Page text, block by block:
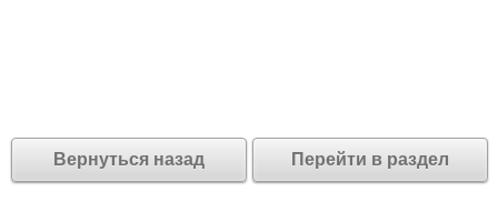
Вернуться назад Перейти в раздел